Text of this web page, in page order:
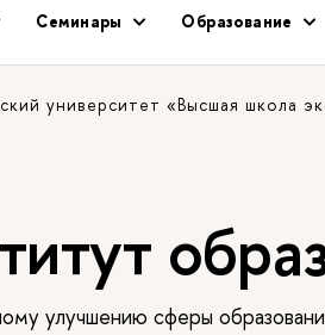
Семинары Образование
университет «Высшая школа
улучшению сферы